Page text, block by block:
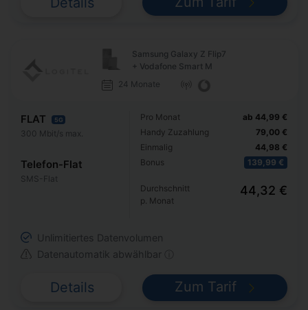
Samsung Galaxy Z Flip7
+ Vodafone Smart M
24 Monate
FLAT 5G
300 Mbit/s max.
Telefon-Flat
SMS-Flat
Pro Monat
Handy Zuzahlung
Einmalig
Bonus
ab 44,99 €
79,00 €
44,98 €
139,99 €
Durchschnitt
p. Monat
44,32 €
Unlimitiertes Datenvolumen
Datenautomatik abwählbar ⓘ
Details Zum Tarif